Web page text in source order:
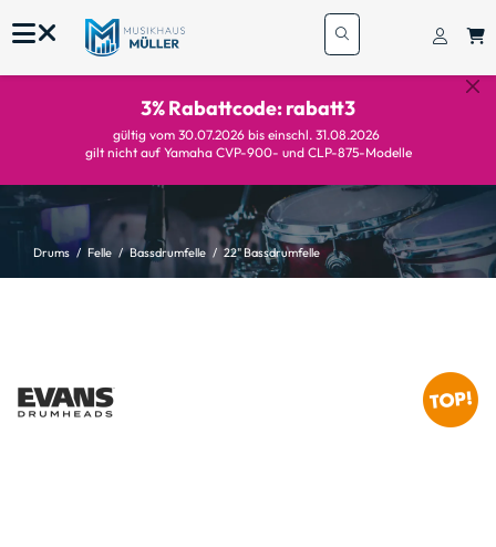
3% Rabattcode: rabatt3
gültig vom 30.07.2026 bis einschl. 31.08.2026
gilt nicht auf Yamaha CVP-900- und CLP-875-Modelle
Drums Felle Bassdrumfelle 22" Bassdrumfelle